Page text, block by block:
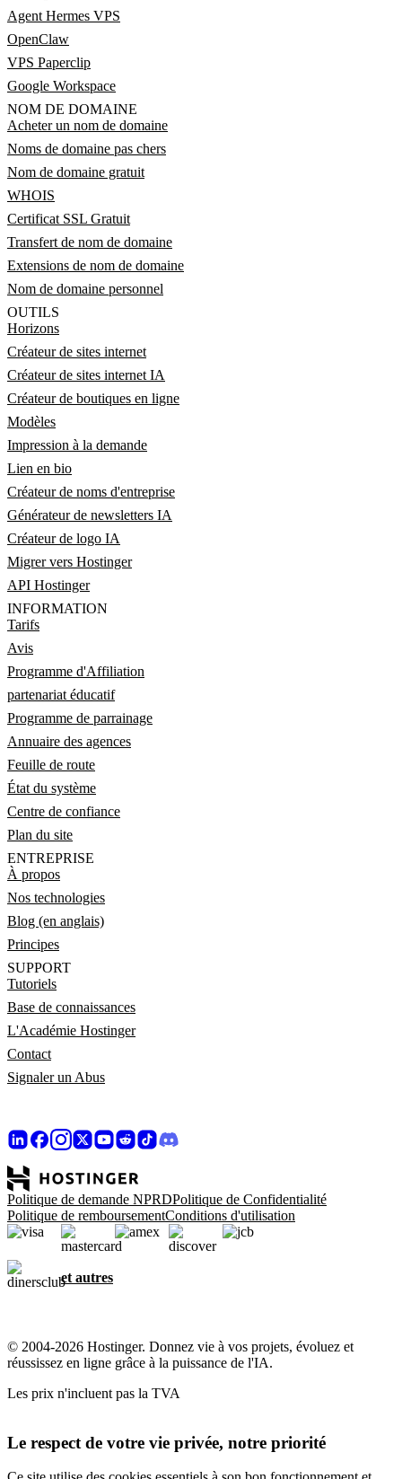
Agent Hermes VPS
OpenClaw
VPS Paperclip
Google Workspace
NOM DE DOMAINE
Acheter un nom de domaine
Noms de domaine pas chers
Nom de domaine gratuit
WHOIS
Certificat SSL Gratuit
Transfert de nom de domaine
Extensions de nom de domaine
Nom de domaine personnel
OUTILS
Horizons
Créateur de sites internet
Créateur de sites internet IA
Créateur de boutiques en ligne
Modèles
Impression à la demande
Lien en bio
Créateur de noms d'entreprise
Générateur de newsletters IA
Créateur de logo IA
Migrer vers Hostinger
API Hostinger
INFORMATION
Tarifs
Avis
Programme d'Affiliation
partenariat éducatif
Programme de parrainage
Annuaire des agences
Feuille de route
État du système
Centre de confiance
Plan du site
ENTREPRISE
À propos
Nos technologies
Blog (en anglais)
Principes
SUPPORT
Tutoriels
Base de connaissances
L'Académie Hostinger
Contact
Signaler un Abus
Politique de demande NPRDPolitique de Confidentialité
Politique de remboursementConditions d'utilisation
et autres
© 2004-2026 Hostinger. Donnez vie à vos projets, évoluez et
réussissez en ligne grâce à la puissance de l'IA.
Les prix n'incluent pas la TVA
Le respect de votre vie privée, notre priorité